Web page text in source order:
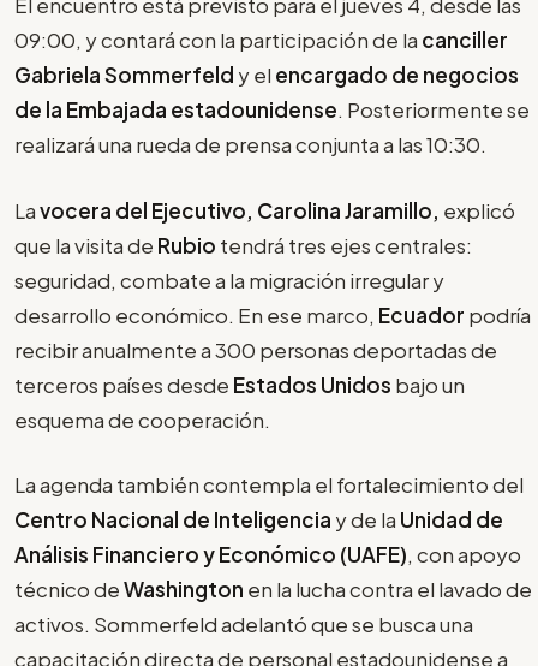
09:00, y contará con la participación de la canciller
Gabriela Sommerfeld y el encargado de negocios
de la Embajada estadounidense. Posteriormente se
realizará una rueda de prensa conjunta a las 10:30.
Lavocera del Ejecutivo, Carolina Jaramillo, explicó
que la visita de Rubio tendrá tres ejes centrales:
seguridad, combate a la migración irregular y
desarrollo económico. En ese marco, Ecuador podría
recibir anualmente a 300 personas deportadas de
terceros países desde Estados Unidos bajo un
esquema de cooperación.
La agenda también contempla el fortalecimiento del
Centro Nacional de Inteligencia y de la Unidad de
Análisis Financiero y Económico (UAFE), con apoyo
técnico deWashington en la lucha contra el lavado de
activos. Sommerfeld adelantó que se busca una
capacitación directa de personal estadounidense a